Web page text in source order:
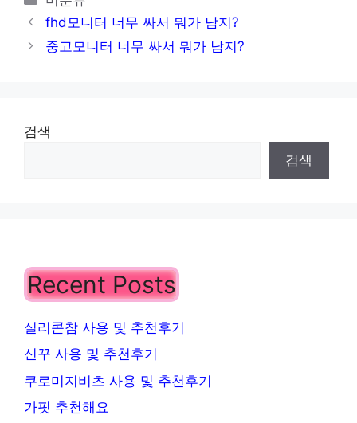
테
고
리
fhd모니터 너무 싸서 뭐가 남지?
중고모니터 너무 싸서 뭐가 남지?
검색
검색
Recent Posts
실리콘참 사용 및 추천후기
신꾸 사용 및 추천후기
쿠로미지비츠 사용 및 추천후기
가핏 추천해요